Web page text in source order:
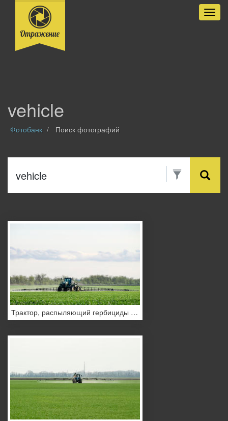
vehicle
Фотобанк Поиск фотографий
Трактор, распыляющий гербициды в поле, Краснодарский край, Россия